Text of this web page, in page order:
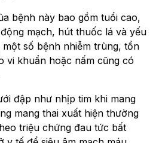
bệnh này bao gồm tuổi cao,
mạch, hút thuốc lá và yếu
số bệnh nhiễm trùng, tổn
vi khuẩn hoặc nấm cũng có
đập như nhịp tim khi mang
mang thai xuất hiện thường
triệu chứng đau tức bất